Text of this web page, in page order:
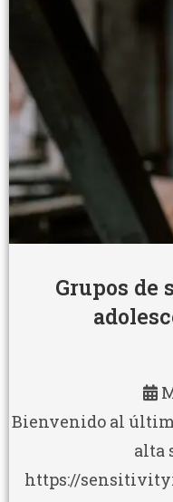
Grupos de
Bienvenido al
alta
https://